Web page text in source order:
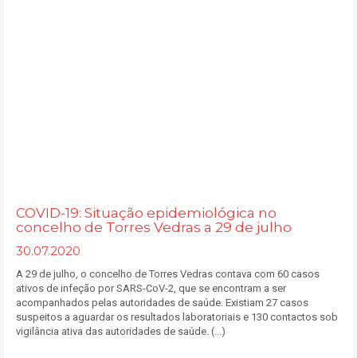
COVID-19: Situação epidemiológica no
concelho de Torres Vedras a 29 de julho
30.07.2020
A 29 de julho, o concelho de Torres Vedras contava com 60 casos
ativos de infeção por SARS-CoV-2, que se encontram a ser
acompanhados pelas autoridades de saúde. Existiam 27 casos
suspeitos a aguardar os resultados laboratoriais e 130 contactos sob
vigilância ativa das autoridades de saúde. (...)